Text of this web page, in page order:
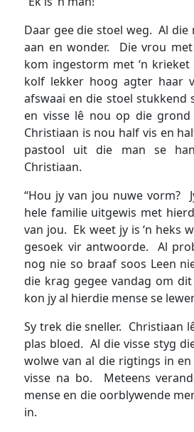
Daar gee die stoel weg. Al die
aan en wonder. Die vrou
kom ingestorm met ‘n
kolf lekker hoog agter haar
afswaai en die stoel stukkend
en visse lê nou op die
Christiaan is nou half vis en
pastool uit die man se
Christiaan.
“Hou jy van jou nuwe vorm?
hele familie uitgewis met
van jou. Ek weet jy is ‘n heks
gesoek vir antwoorde. Al
nog nie so braaf soos Leen
die krag gegee vandag om
kon jy al hierdie mense se
Sy trek die sneller. Christiaan
plas bloed. Al die visse styg
wolwe van al die rigtings in
visse na bo. Meteens
mense en die oorblywende
in.